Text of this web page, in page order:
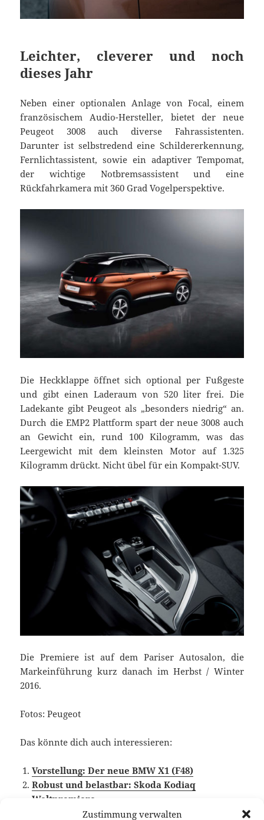
Zustimmung verwalten
Leichter, cleverer und noch
dieses Jahr
Neben einer optionalen Anlage von Focal, einem
französischem Audio-Hersteller, bietet der neue
Peugeot 3008 auch diverse Fahrassistenten.
Darunter ist selbstredend eine Schildererkennung,
Fernlichtassistent, sowie ein adaptiver Tempomat,
der wichtige Notbremsassistent und eine
Rückfahrkamera mit 360 Grad Vogelperspektive.
Die Heckklappe öffnet sich optional per Fußgeste
und gibt einen Laderaum von 520 liter frei. Die
Ladekante gibt Peugeot als „besonders niedrig“ an.
Durch die EMP2 Plattform spart der neue 3008 auch
an Gewicht ein, rund 100 Kilogramm, was das
Leergewicht mit dem kleinsten Motor auf 1.325
Kilogramm drückt. Nicht übel für ein Kompakt-SUV.
Die Premiere ist auf dem Pariser Autosalon, die
Markeinführung kurz danach im Herbst / Winter
2016.
Fotos: Peugeot
Das könnte dich auch interessieren:
Vorstellung: Der neue BMW X1 (F48)
Robust und belastbar: Skoda Kodiaq
Weltpremiere